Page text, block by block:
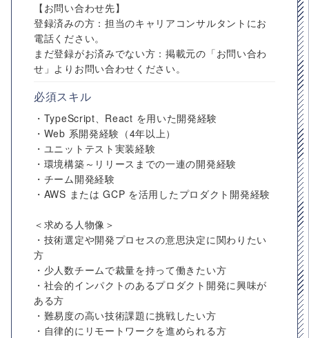
【お問い合わせ先】
登録済みの方：担当のキャリアコンサルタントにお
電話ください。
まだ登録がお済みでない方：掲載元の「お問い合わ
せ」よりお問い合わせください。
必須スキル
・TypeScript、React を用いた開発経験
・Web 系開発経験（4年以上）
・ユニットテスト実装経験
・環境構築～リリースまでの一連の開発経験
・チーム開発経験
・AWS または GCP を活用したプロダクト開発経験
＜求める人物像＞
・技術選定や開発プロセスの意思決定に関わりたい
方
・少人数チームで裁量を持って働きたい方
・社会的インパクトのあるプロダクト開発に興味が
ある方
・難易度の高い技術課題に挑戦したい方
・自律的にリモートワークを進められる方